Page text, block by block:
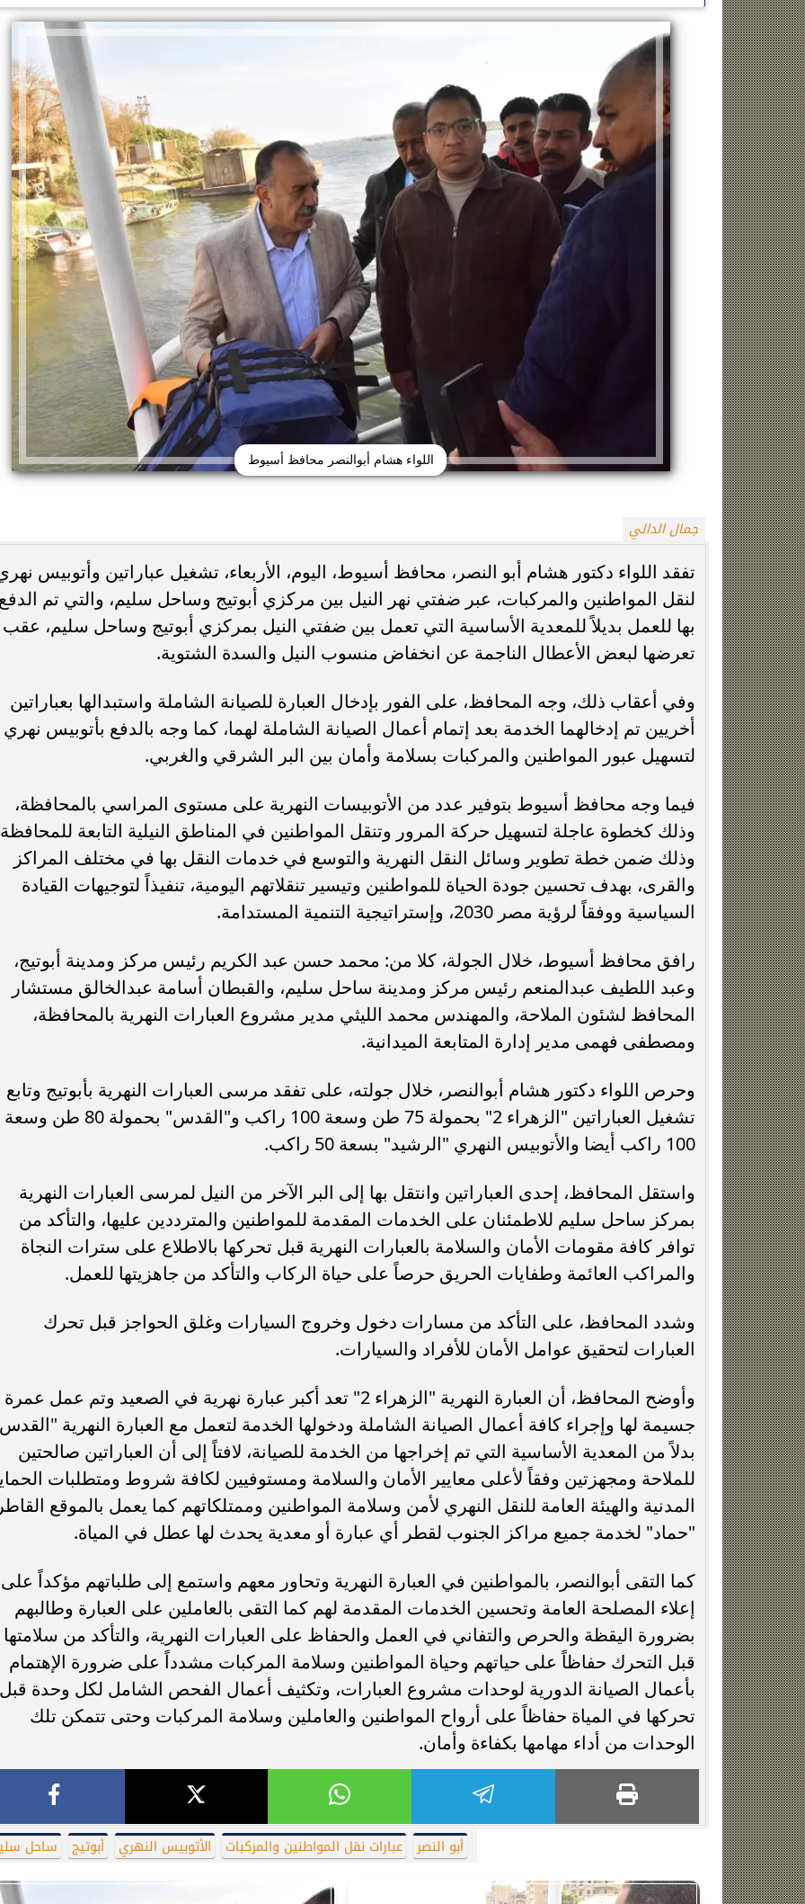
اللواء هشام أبوالنصر محافظ أسيوط
جمال الدالي
تفقد اللواء دكتور هشام أبو النصر، محافظ أسيوط، اليوم، الأربعاء، تشغيل عباراتين وأتوبيس
لنقل المواطنين والمركبات، عبر ضفتي نهر النيل بين مركزي أبوتيج وساحل سليم، والتي تم
بها للعمل بديلاً للمعدية الأساسية التي تعمل بين ضفتي النيل بمركزي أبوتيج وساحل سليم، عقب
تعرضها لبعض الأعطال الناجمة عن انخفاض منسوب النيل والسدة الشتوية.
وفي أعقاب ذلك، وجه المحافظ، على الفور بإدخال العبارة للصيانة الشاملة واستبدالها بعباراتين
أخريين تم إدخالهما الخدمة بعد إتمام أعمال الصيانة الشاملة لهما، كما وجه بالدفع بأتوبيس نهري
لتسهيل عبور المواطنين والمركبات بسلامة وأمان بين البر الشرقي والغربي.
فيما وجه محافظ أسيوط بتوفير عدد من الأتوبيسات النهرية على مستوى المراسي بالمحافظة،
وذلك كخطوة عاجلة لتسهيل حركة المرور وتنقل المواطنين في المناطق النيلية التابعة
وذلك ضمن خطة تطوير وسائل النقل النهرية والتوسع في خدمات النقل بها في مختلف المراكز
والقرى، بهدف تحسين جودة الحياة للمواطنين وتيسير تنقلاتهم اليومية، تنفيذاً لتوجيهات القيادة
السياسية ووفقاً لرؤية مصر 2030، وإستراتيجية التنمية المستدامة.
رافق محافظ أسيوط، خلال الجولة، كلا من: محمد حسن عبد الكريم رئيس مركز ومدينة أبوتيج،
وعبد اللطيف عبدالمنعم رئيس مركز ومدينة ساحل سليم، والقبطان أسامة عبدالخالق مستشار
المحافظ لشئون الملاحة، والمهندس محمد الليثي مدير مشروع العبارات النهرية بالمحافظة،
ومصطفى فهمى مدير إدارة المتابعة الميدانية.
وحرص اللواء دكتور هشام أبوالنصر، خلال جولته، على تفقد مرسى العبارات النهرية بأبوتيج وتابع
تشغيل العباراتين "الزهراء 2" بحمولة 75 طن وسعة 100 راكب و"القدس" بحمولة 80 طن وسعة
100 راكب أيضا والأتوبيس النهري "الرشيد" بسعة 50 راكب.
واستقل المحافظ، إحدى العباراتين وانتقل بها إلى البر الآخر من النيل لمرسى العبارات النهرية
بمركز ساحل سليم للاطمئنان على الخدمات المقدمة للمواطنين والمترددين عليها، والتأكد من
توافر كافة مقومات الأمان والسلامة بالعبارات النهرية قبل تحركها بالاطلاع على سترات النجاة
والمراكب العائمة وطفايات الحريق حرصاً على حياة الركاب والتأكد من جاهزيتها للعمل.
وشدد المحافظ، على التأكد من مسارات دخول وخروج السيارات وغلق الحواجز قبل تحرك
العبارات لتحقيق عوامل الأمان للأفراد والسيارات.
وأوضح المحافظ، أن العبارة النهرية "الزهراء 2" تعد أكبر عبارة نهرية في الصعيد وتم عمل عمرة
جسيمة لها وإجراء كافة أعمال الصيانة الشاملة ودخولها الخدمة لتعمل مع العبارة النهرية
بدلاً من المعدية الأساسية التي تم إخراجها من الخدمة للصيانة، لافتاً إلى أن العباراتين صالحتين
للملاحة ومجهزتين وفقاً لأعلى معايير الأمان والسلامة ومستوفيين لكافة شروط ومتطلبات
المدنية والهيئة العامة للنقل النهري لأمن وسلامة المواطنين وممتلكاتهم كما يعمل بالموقع
"حماد" لخدمة جميع مراكز الجنوب لقطر أي عبارة أو معدية يحدث لها عطل في المياة.
كما التقى أبوالنصر، بالمواطنين في العبارة النهرية وتحاور معهم واستمع إلى طلباتهم مؤكداً على
إعلاء المصلحة العامة وتحسين الخدمات المقدمة لهم كما التقى بالعاملين على العبارة وطالبهم
بضرورة اليقظة والحرص والتفاني في العمل والحفاظ على العبارات النهرية، والتأكد من سلامتها
قبل التحرك حفاظاً على حياتهم وحياة المواطنين وسلامة المركبات مشدداً على ضرورة الإهتمام
بأعمال الصيانة الدورية لوحدات مشروع العبارات، وتكثيف أعمال الفحص الشامل لكل وحدة قبل
تحركها في المياة حفاظاً على أرواح المواطنين والعاملين وسلامة المركبات وحتى تتمكن تلك
الوحدات من أداء مهامها بكفاءة وأمان.
أبو النصر عبارات نقل المواطنين والمركبات الأتوبيس النهري أبوتيج ساحل
زينة عمرو تتوج بجائزة الأفضل بعد تأهل مصر
التاريخي لنصف نهائي مونديال...
السيسي يدعم ناشئات مصر لكرة اليد بعد
التأهل التاريخي إلى نصف نهائي...
خطوبة ملك قورة ويوسف عثمان..
عائلي مرتقب في الساحل